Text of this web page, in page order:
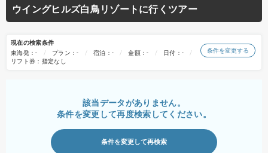
ウイングヒルズ白鳥リゾートに行くツアー
現在の検索条件
東海発：-
プラン：- 宿泊：- 金額：-
日付：-
リフト券：指定なし
条件を変更する
該当データがありません。
条件を変更して再度検索してください。
条件を変更して再検索